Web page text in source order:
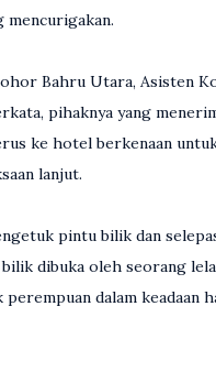
mencurigakan.
Bahru Utara, Asisten
pihaknya yang
ke hotel berkenaan
lanjut.
pintu bilik dan
dibuka oleh seorang
dalam keadaan